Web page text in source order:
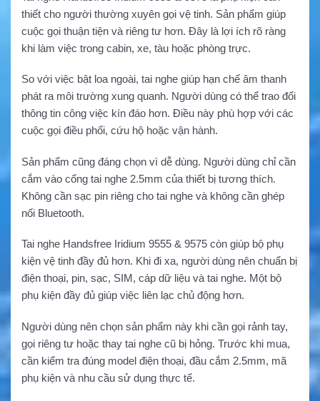
thiết cho người thường xuyên gọi vệ tinh. Sản phẩm giúp
cuộc gọi thuận tiện và riêng tư hơn. Đây là lợi ích rõ ràng
khi làm việc trong cabin, xe, tàu hoặc phòng trực.
So với việc bật loa ngoài, tai nghe giúp hạn chế âm thanh
phát ra môi trường xung quanh. Người dùng có thể trao đổi
thông tin công việc kín đáo hơn. Điều này phù hợp với các
cuộc gọi điều phối, cứu hộ hoặc vận hành.
Sản phẩm cũng đáng chọn vì dễ dùng. Người dùng chỉ cần
cắm vào cổng tai nghe 2.5mm của thiết bị tương thích.
Không cần sạc pin riêng cho tai nghe và không cần ghép
nối Bluetooth.
Tai nghe Handsfree Iridium 9555 & 9575 còn giúp bộ phụ
kiện vệ tinh đầy đủ hơn. Khi đi xa, người dùng nên chuẩn bị
điện thoại, pin, sạc, SIM, cáp dữ liệu và tai nghe. Một bộ
phụ kiện đầy đủ giúp việc liên lạc chủ động hơn.
Người dùng nên chọn sản phẩm này khi cần gọi rảnh tay,
gọi riêng tư hoặc thay tai nghe cũ bị hỏng. Trước khi mua,
cần kiểm tra đúng model điện thoại, đầu cắm 2.5mm, mã
phụ kiện và nhu cầu sử dụng thực tế.